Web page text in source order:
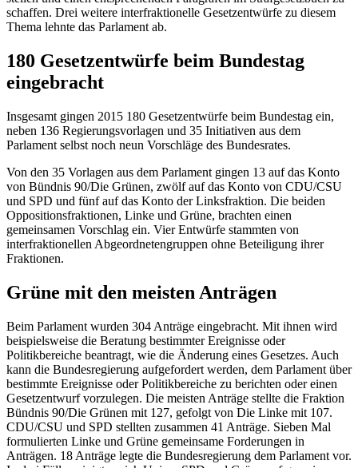
schaffen. Drei weitere interfraktionelle Gesetzentwürfe zu diesem
Thema lehnte das Parlament ab.
180 Gesetzentwürfe beim Bundestag
eingebracht
Insgesamt gingen 2015 180 Gesetzentwürfe beim Bundestag ein,
neben 136 Regierungsvorlagen und 35 Initiativen aus dem
Parlament selbst noch neun Vorschläge des Bundesrates.
Von den 35 Vorlagen aus dem Parlament gingen 13 auf das Konto
von Bündnis 90/Die Grünen, zwölf auf das Konto von CDU/CSU
und SPD und fünf auf das Konto der Linksfraktion. Die beiden
Oppositionsfraktionen, Linke und Grüne, brachten einen
gemeinsamen Vorschlag ein. Vier Entwürfe stammten von
interfraktionellen Abgeordnetengruppen ohne Beteiligung ihrer
Fraktionen.
Grüne mit den meisten Anträgen
Beim Parlament wurden 304 Anträge eingebracht. Mit ihnen wird
beispielsweise die Beratung bestimmter Ereignisse oder
Politikbereiche beantragt, wie die Änderung eines Gesetzes. Auch
kann die Bundesregierung aufgefordert werden, dem Parlament über
bestimmte Ereignisse oder Politikbereiche zu berichten oder einen
Gesetzentwurf vorzulegen. Die meisten Anträge stellte die Fraktion
Bündnis 90/Die Grünen mit 127, gefolgt von Die Linke mit 107.
CDU/CSU und SPD stellten zusammen 41 Anträge. Sieben Mal
formulierten Linke und Grüne gemeinsame Forderungen in
Anträgen. 18 Anträge legte die Bundesregierung dem Parlament vor.